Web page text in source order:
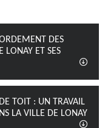
DES
LONAY ET SES
TOIT : UN TRAVAIL
LA VILLE DE LONAY